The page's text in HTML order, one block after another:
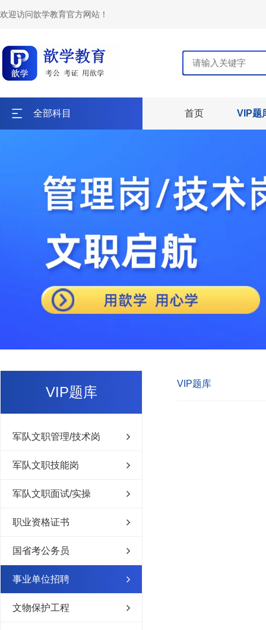
欢迎访问歆学教育官方网站！
全部科目 首页 VIP题
VIP题库
军队文职管理/技术岗
军队文职技能岗
军队文职面试/实操
职业资格证书
国省考公务员
事业单位招聘
文物保护工程
VIP题库